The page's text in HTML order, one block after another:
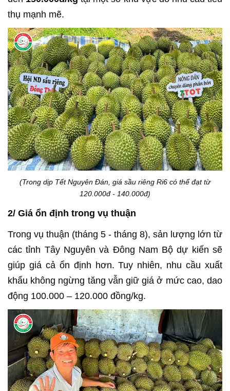
thụ mạnh mẽ.
(Trong dịp Tết Nguyên Đán, giá sầu riêng Ri6 có thể đạt từ
120.000đ - 140.000đ)
2/ Giá ổn định trong vụ thuận
Trong vụ thuận (tháng 5 - tháng 8), sản lượng lớn từ
các tỉnh Tây Nguyên và Đông Nam Bộ dự kiến sẽ
giúp giá cả ổn định hơn. Tuy nhiên, nhu cầu xuất
khẩu không ngừng tăng vẫn giữ giá ở mức cao, dao
động 100.000 – 120.000 đồng/kg.